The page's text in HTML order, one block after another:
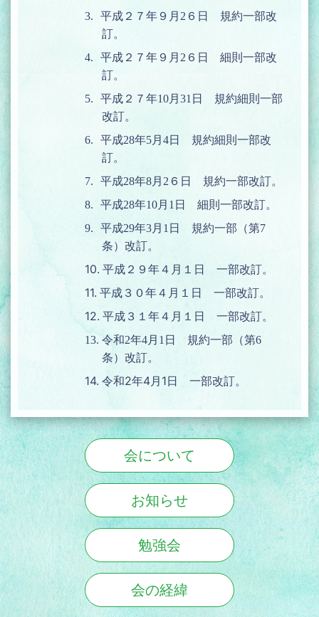
3.
平成２７年９月 2 ６日 規約一部改
訂。
4.
平成２７年９月 2 ６日 細則一部改
訂。
5.
平成２７年10月31 日 規約細則一部
改訂。
6.
平成28年5月4日 規約細則一部改
訂。
7.
平成28年8月 2 ６日 規約一部改訂。
8.
平成28年10月 1 日 細則一部改訂。
9.
平成29年3月 1 日 規約一部（第7
条）改訂。
10. 平成２９年４月１日 一部改訂。
11. 平成３０年４月１日 一部改訂。
12. 平成３１年４月１日 一部改訂。
13. 令和2年4月 1 日 規約一部（第6
条）改訂。
14. 令和2年4月 1 日 一部改訂。
会について
お知らせ
勉強会
会の経緯